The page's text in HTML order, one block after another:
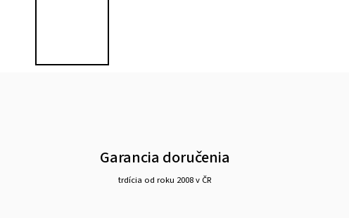
Garancia doručenia
trdícia od roku 2008 v ČR